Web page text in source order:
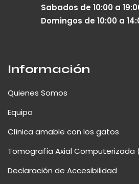
Sabados de 10:00 a
Domingos de 10:00 a
Información
Quienes Somos
Equipo
Clínica amable con los gatos
Tomografía Axial Computerizada
Declaración de Accesibilidad